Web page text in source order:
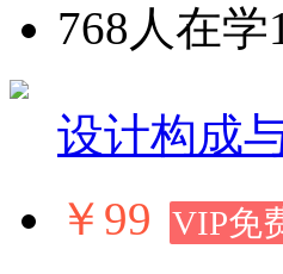
768人在学
设计构成
￥99 VIP免